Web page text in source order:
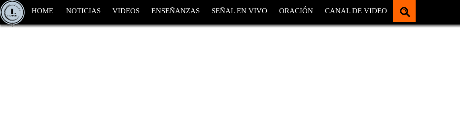
HOME NOTICIAS VIDEOS ENSEÑANZAS SEÑAL EN VIVO ORACIÓN CANAL DE VIDEO